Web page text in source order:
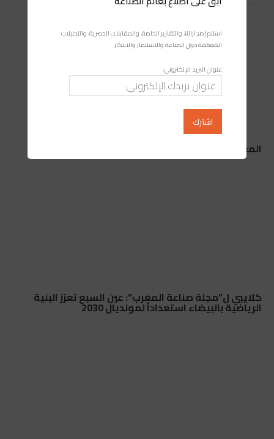
المغرب يراهن على القوة الضريبية لدعم تنميته
كلايبي ل”مجلة صناعة المغرب”: عين السبع تعزز البنية
الرياضية بالبيضاء استعداداً لمونديال 2030
استلم إصداراتنا، والتقارير الخاصة، والمقابلات الحصرية، والتحليلات
المعمّقة حول الصناعة والاستثمار والابتكار.
عنوان البريد الإلكتروني: